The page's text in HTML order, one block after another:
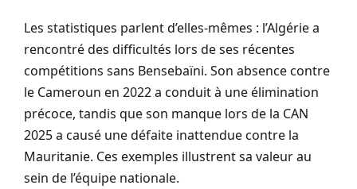
Les statistiques parlent d’elles-mêmes : l’Algérie a
rencontré des difficultés lors de ses récentes
compétitions sans Bensebaïni. Son absence contre
le Cameroun en 2022 a conduit à une élimination
précoce, tandis que son manque lors de la CAN
2025 a causé une défaite inattendue contre la
Mauritanie. Ces exemples illustrent sa valeur au
sein de l’équipe nationale.